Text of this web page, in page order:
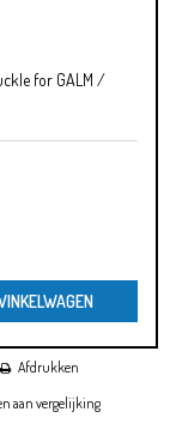
for GALM /
Afdrukken
aan vergelijking